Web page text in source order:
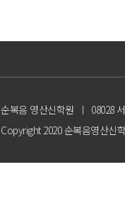
순복음 영산신학원 ㅣ 08028
Copyright 2020 순복음영산신